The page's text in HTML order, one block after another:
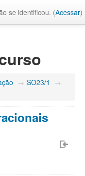
se identificou. (Acessar)
→ SO23/1
→